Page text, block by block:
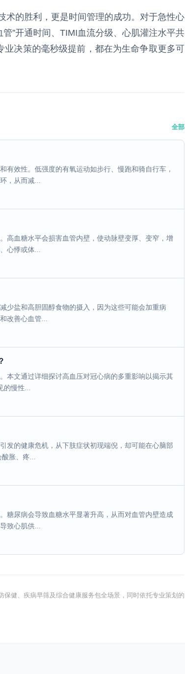
术的胜利，更是时间管理的成功。对于急性心
”开通时间、TIMI血流分级、心肌灌注水平共
决策的毫秒级提前，都在为生命争取更多可
全部
有效性。低强度的有氧运动如步行、慢跑和骑自行车，
，从而减...
高血糖水平会损害血管内壁，使动脉壁变厚、变窄，增
心悸或体...
少盐和高胆固醇食物的摄入，因为这些可能会加重病
改善心血管...
本文通过详细探讨高血压对冠心病的多重影响以揭示其
慢性...
发的健康危机，从下肢症状初现端倪，却可能在心脑部
胀、疼...
糖尿病会导致血糖水平显著升高，从而对血管内壁造成
致心肌供...
健、疾病早筛及综合健康服务包全场景，同时依托专业策划的